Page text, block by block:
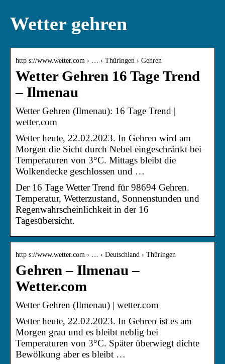
Wetter gehren
http s://www.wetter.com › … › Thüringen › Gehren
Wetter Gehren 16 Tage Trend
– Ilmenau
Wetter Gehren (Ilmenau): 16 Tage Trend |
wetter.com
Wetter heute, 22.02.2023. In Gehren wird am
Morgen die Sicht durch Nebel eingeschränkt bei
Temperaturen von 3°C. Mittags bleibt die
Wolkendecke geschlossen und …
Der 16 Tage Wetter Trend für 98694 Gehren.
Temperatur, Wetterzustand, Sonnenstunden und
Regenwahrscheinlichkeit in der 16
Tagesübersicht.
http s://www.wetter.com › … › Deutschland › Thüringen
Gehren – Ilmenau –
Wetter.com
Wetter Gehren (Ilmenau) | wetter.com
Wetter heute, 22.02.2023. In Gehren ist es am
Morgen grau und es bleibt neblig bei
Temperaturen von 3°C. Später überwiegt dichte
Bewölkung aber es bleibt …